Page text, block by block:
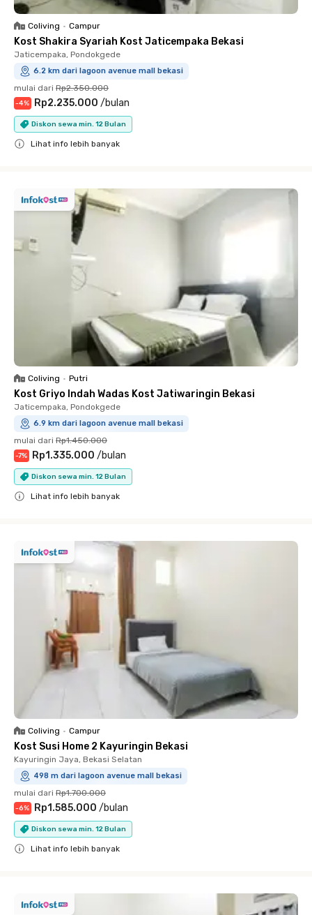
Coliving • Campur
Kost Shakira Syariah Kost Jaticempaka Bekasi
Jaticempaka, Pondokgede
6.2 km dari lagoon avenue mall bekasi
mulai dari Rp2.350.000
-4% Rp2.235.000 /bulan
Diskon sewa min. 12 Bulan
Lihat info lebih banyak
Coliving • Putri
Kost Griyo Indah Wadas Kost Jatiwaringin Bekasi
Jaticempaka, Pondokgede
6.9 km dari lagoon avenue mall bekasi
mulai dari Rp1.450.000
-7% Rp1.335.000 /bulan
Diskon sewa min. 12 Bulan
Lihat info lebih banyak
Coliving • Campur
Kost Susi Home 2 Kayuringin Bekasi
Kayuringin Jaya, Bekasi Selatan
498 m dari lagoon avenue mall bekasi
mulai dari Rp1.700.000
-6% Rp1.585.000 /bulan
Diskon sewa min. 12 Bulan
Lihat info lebih banyak